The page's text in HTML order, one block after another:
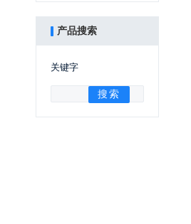
产品搜索
关键字
搜索